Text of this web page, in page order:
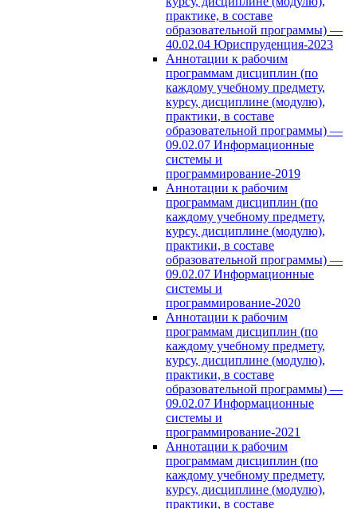
практике, в составе
образовательной программы) —
40.02.04 Юриспруденция-2023
Аннотации к рабочим
программам дисциплин (по
каждому учебному предмету,
курсу, дисциплине (модулю),
практики, в составе
образовательной программы) —
09.02.07 Информационные
системы и
программирование-2019
Аннотации к рабочим
программам дисциплин (по
каждому учебному предмету,
курсу, дисциплине (модулю),
практики, в составе
образовательной программы) —
09.02.07 Информационные
системы и
программирование-2020
Аннотации к рабочим
программам дисциплин (по
каждому учебному предмету,
курсу, дисциплине (модулю),
практики, в составе
образовательной программы) —
09.02.07 Информационные
системы и
программирование-2021
Аннотации к рабочим
программам дисциплин (по
каждому учебному предмету,
курсу, дисциплине (модулю),
практики, в составе